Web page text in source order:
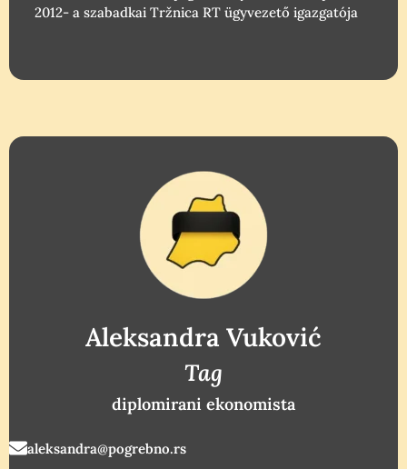
2012- a szabadkai Tržnica RT ügyvezető igazgatója
Aleksandra Vuković
Tag
diplomirani ekonomista
aleksandra@pogrebno.rs